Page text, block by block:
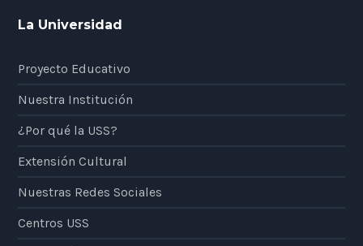
La Universidad
Proyecto Educativo
Nuestra Institución
¿Por qué la USS?
Extensión Cultural
Nuestras Redes Sociales
Centros USS